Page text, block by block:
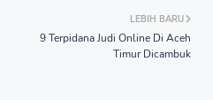
LEBIH BARU
9 Terpidana Judi Online Di Aceh
Timur Dicambuk